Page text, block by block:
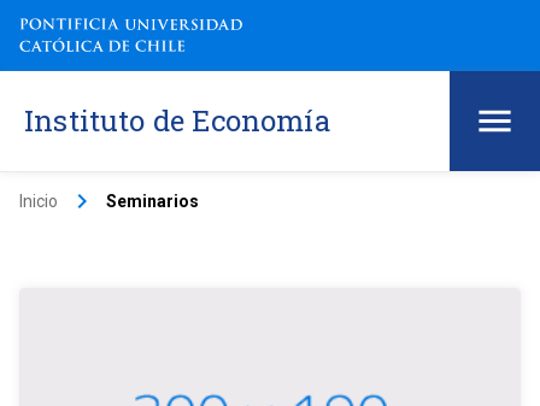
Instituto de Economía
Inicio keyboard_arrow_right Seminarios